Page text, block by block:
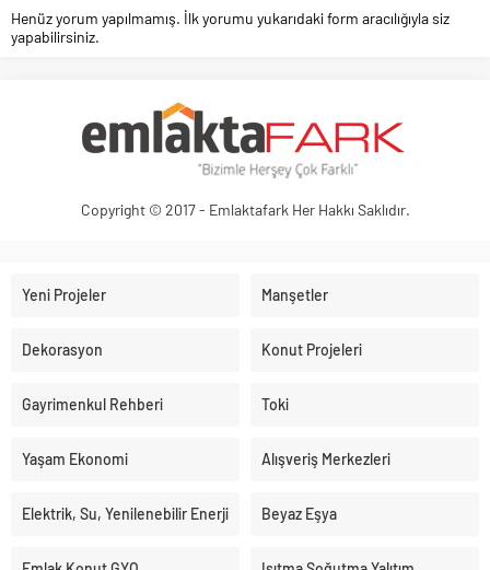
Henüz yorum yapılmamış. İlk yorumu yukarıdaki form aracılığıyla siz
yapabilirsiniz.
Copyright © 2017 - Emlaktafark Her Hakkı Saklıdır.
Yeni Projeler Manşetler
Dekorasyon Konut Projeleri
Gayrimenkul Rehberi Toki
Yaşam Ekonomi Alışveriş Merkezleri
Elektrik, Su, Yenilenebilir Enerji Beyaz Eşya